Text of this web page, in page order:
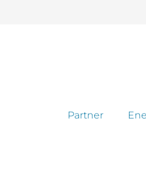
Partner